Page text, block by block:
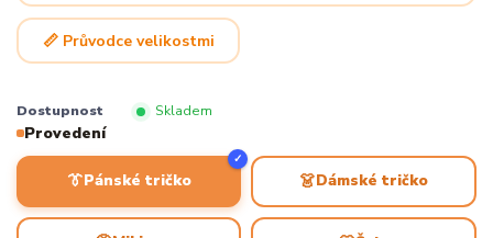
📏 Průvodce velikostmi
Dostupnost Skladem
Provedení
👔Pánské tričko
✓
👗Dámské tričko